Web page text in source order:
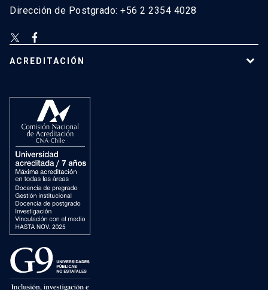
Dirección de Postgrado: +56 2 2354 4028
ACREDITACIÓN